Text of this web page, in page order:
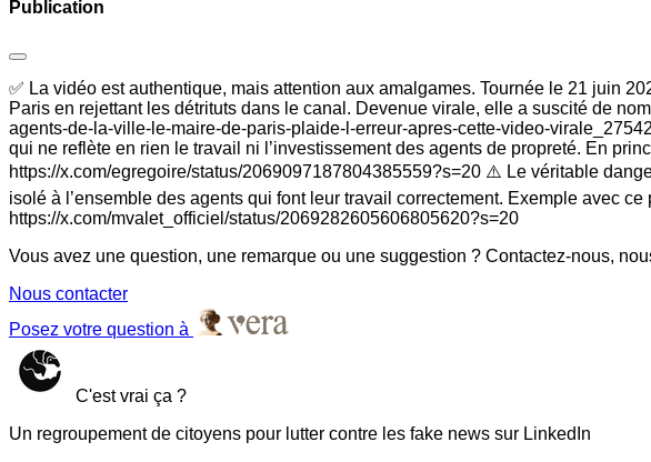
Publication
✅ La vidéo est authentique, mais attention aux amalgames. Tournée le 21 juin
Paris en rejettant les détrituts dans le canal. Devenue virale, elle a suscité de
agents-de-la-ville-le-maire-de-paris-plaide-l-erreur-apres-cette-video-
qui ne reflète en rien le travail ni l’investissement des agents de propreté. En
https://x.com/egregoire/status/2069097187804385559?s=20 ⚠️ Le véritable
isolé à l’ensemble des agents qui font leur travail correctement. Exemple avec
https://x.com/mvalet_officiel/status/2069282605606805620?s=20
Vous avez une question, une remarque ou une suggestion ? Contactez-nous,
Nous contacter
Posez votre question à
C'est vrai ça ?
Un regroupement de citoyens pour lutter contre les fake news sur LinkedIn